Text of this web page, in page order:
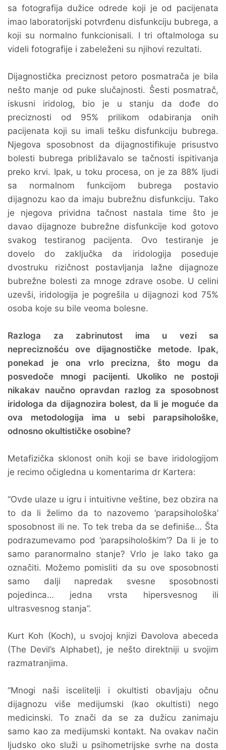
sa fotografija dužice odrede koji je od pacijenata
imao laboratorijski potvrđenu disfunkciju bubrega, a
koji su normalno funkcionisali. I tri oftalmologa su
videli fotografije i zabeleženi su njihovi rezultati.
Dijagnostička preciznost petoro posmatrača je bila
nešto manje od puke slučajnosti. Šesti posmatrač,
iskusni iridolog, bio je u stanju da dođe do
preciznosti od 95% prilikom odabiranja onih
pacijenata koji su imali tešku disfunkciju bubrega.
Njegova sposobnost da dijagnostifikuje prisustvo
bolesti bubrega približavalo se tačnosti ispitivanja
preko krvi. Ipak, u toku procesa, on je za 88% ljudi
sa normalnom funkcijom bubrega postavio
dijagnozu kao da imaju bubrežnu disfunkciju. Tako
je njegova prividna tačnost nastala time što je
davao dijagnoze bubrežne disfunkcije kod gotovo
svakog testiranog pacijenta. Ovo testiranje je
dovelo do zaključka da iridologija poseduje
dvostruku rizičnost postavljanja lažne dijagnoze
bubrežne bolesti za mnoge zdrave osobe. U celini
uzevši, iridologija je pogrešila u dijagnozi kod 75%
osoba koje su bile veoma bolesne.
Razloga za zabrinutost ima u vezi sa
nepreciznošću ove dijagnostičke metode. Ipak,
ponekad je ona vrlo precizna, što mogu da
posvedoče mnogi pacijenti. Ukoliko ne postoji
nikakav naučno opravdan razlog za sposobnost
iridologa da dijagnozira bolest, da li je moguće da
ova metodologija ima u sebi parapsihološke,
odnosno okultističke osobine?
Metafizička sklonost onih koji se bave iridologijom
je recimo očigledna u komentarima dr Kartera:
“Ovde ulaze u igru i intuitivne veštine, bez obzira na
to da li želimo da to nazovemo ‘parapsihološka’
sposobnost ili ne. To tek treba da se definiše… Šta
podrazumevamo pod ‘parapsihološkim’? Da li je to
samo paranormalno stanje? Vrlo je lako tako ga
označiti. Možemo pomisliti da su ove sposobnosti
samo dalji napredak svesne sposobnosti
pojedinca… jedna vrsta hipersvesnog ili
ultrasvesnog stanja”.
Kurt Koh (Koch), u svojoj knjizi Đavolova abeceda
(The Devil’s Alphabet), je nešto direktniji u svojim
razmatranjima.
“Mnogi naši iscelitelji i okultisti obavljaju očnu
dijagnozu više medijumski (kao okultisti) nego
medicinski. To znači da se za dužicu zanimaju
samo kao za medijumski kontakt. Na ovakav način
ljudsko oko služi u psihometrijske svrhe na dosta